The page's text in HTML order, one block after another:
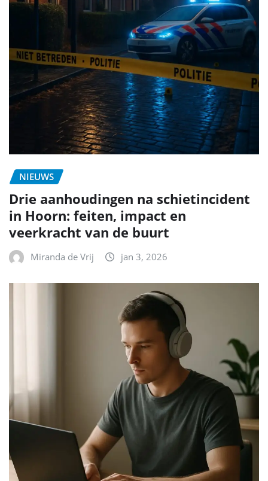
NIEUWS
Drie aanhoudingen na schietincident
in Hoorn: feiten, impact en
veerkracht van de buurt
Miranda de Vrij jan 3, 2026